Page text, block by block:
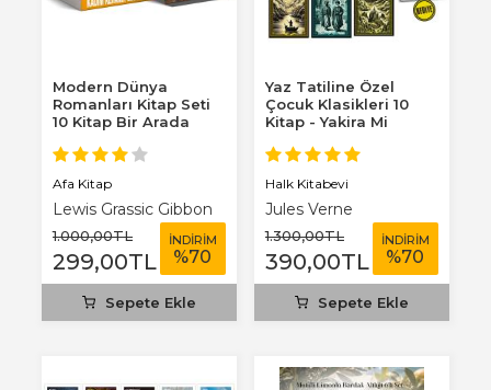
Modern Dünya
Romanları Kitap Seti
10 Kitap Bir Arada
Afa Kitap
Lewis Grassic Gibbon
1.000,00TL
299,00TL
İNDİRİM
%70
Sepete Ekle
Yaz Tatiline Özel
Çocuk Klasikleri 10
Kitap - Yakira Mi
Halk Kitabevi
Jules Verne
1.300,00TL
390,00TL
İNDİRİM
%70
Sepete Ekle